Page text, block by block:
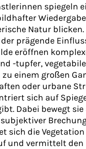
spiegeln
Natur blicken.
prägende
eröffnen
-tupfer,
einem großen
oder urbane
sich auf
Dabei bewegt
sich die
und vermittelt